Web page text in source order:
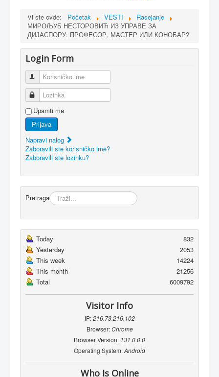
Vi ste ovde: Početak VESTI
Rasejanje
МИРОЉУБ НЕСТОРОВИЋ ИЗ УПРАВЕ ЗА
ДИЈАСПОРУ: ПРОФЕСОР, МАСТЕР ИЛИ КОНОБАР?
Login Form
Korisničko ime
Lozinka
Upamti me
Prijava
Napravi nalog
Zaboravili ste korisničko ime?
Zaboravili ste lozinku?
Pretraga
Today
832
Yesterday
2053
This week
14224
This month
21256
Total
6009792
Visitor Info
IP:216.73.216.102
Browser:Chrome
Browser Version: 131.0.0.0
Operating System:Android
Who Is Online